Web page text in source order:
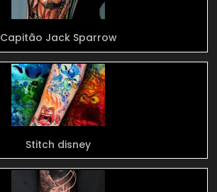
Capitão Jack Sparrow
Stitch disney